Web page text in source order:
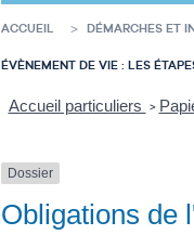
ACCUEIL DÉMARCHES ET
ÉVÈNEMENT DE VIE : LES
Accueil particuliers >
Dossier
Obligations de